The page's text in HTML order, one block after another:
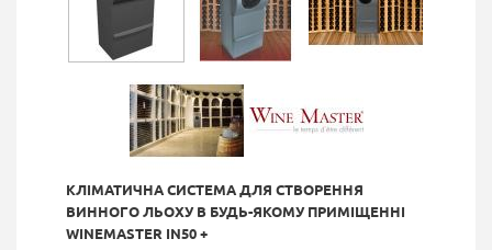
КЛІМАТИЧНА СИСТЕМА ДЛЯ СТВОРЕННЯ
ВИННОГО ЛЬОХУ В БУДЬ-ЯКОМУ ПРИМІЩЕННІ
WINEMASTER IN50 +